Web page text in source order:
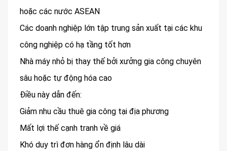
hoặc các nước ASEAN
Các doanh nghiệp lớn tập trung sản xuất tại các khu
công nghiệp có hạ tầng tốt hơn
Nhà máy nhỏ bị thay thế bởi xưởng gia công chuyên
sâu hoặc tự động hóa cao
Điều này dẫn đến:
Giảm nhu cầu thuê gia công tại địa phương
Mất lợi thế cạnh tranh về giá
Khó duy trì đơn hàng ổn định lâu dài